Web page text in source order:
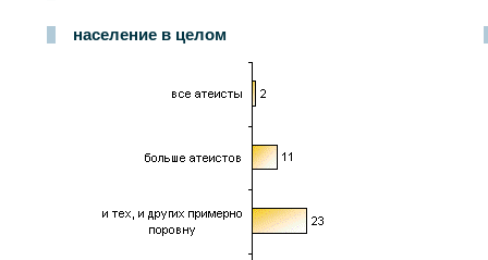
население в целом